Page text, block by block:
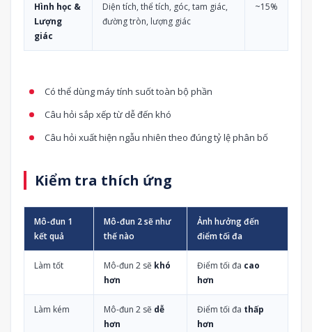
Hình học &
Lượng
giác
Diện tích, thể tích, góc, tam giác,
đường tròn, lượng giác
~15%
Có thể dùng máy tính suốt toàn bộ phần
Câu hỏi sắp xếp từ dễ đến khó
Câu hỏi xuất hiện ngẫu nhiên theo đúng tỷ lệ phân bố
Kiểm tra thích ứng
Mô-đun 1
kết quả
Mô-đun 2 sẽ như
thế nào
Ảnh hưởng đến
điểm tối đa
Làm tốt Mô-đun 2 sẽ khó
hơn
Điểm tối đa cao
hơn
Làm kém Mô-đun 2 sẽ dễ
hơn
Điểm tối đa thấp
hơn